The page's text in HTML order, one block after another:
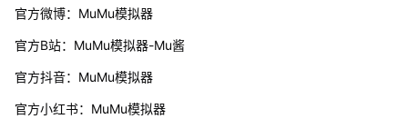
官方微博：MuMu模拟器
官方B站：MuMu模拟器-Mu酱
官方抖音：MuMu模拟器
官方小红书：MuMu模拟器